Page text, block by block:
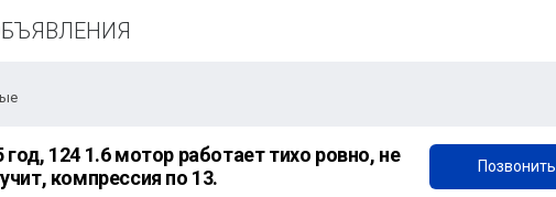
+7 (912) 354-00-29
124 1.6 мотор работает тихо ровно, не
компрессия по 13.
Позвонить